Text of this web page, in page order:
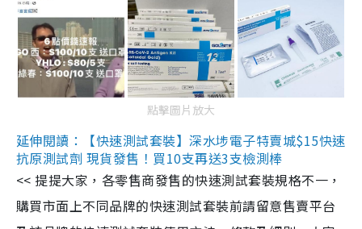
點擊圖片放大
延伸閱讀：【快速測試套裝】深水埗電子特賣城$15快速
抗原測試劑 現貨發售！買10支再送3支檢測棒
<< 提提大家，各零售商發售的快速測試套裝規格不一，
購買市面上不同品牌的快速測試套裝前請留意售賣平台